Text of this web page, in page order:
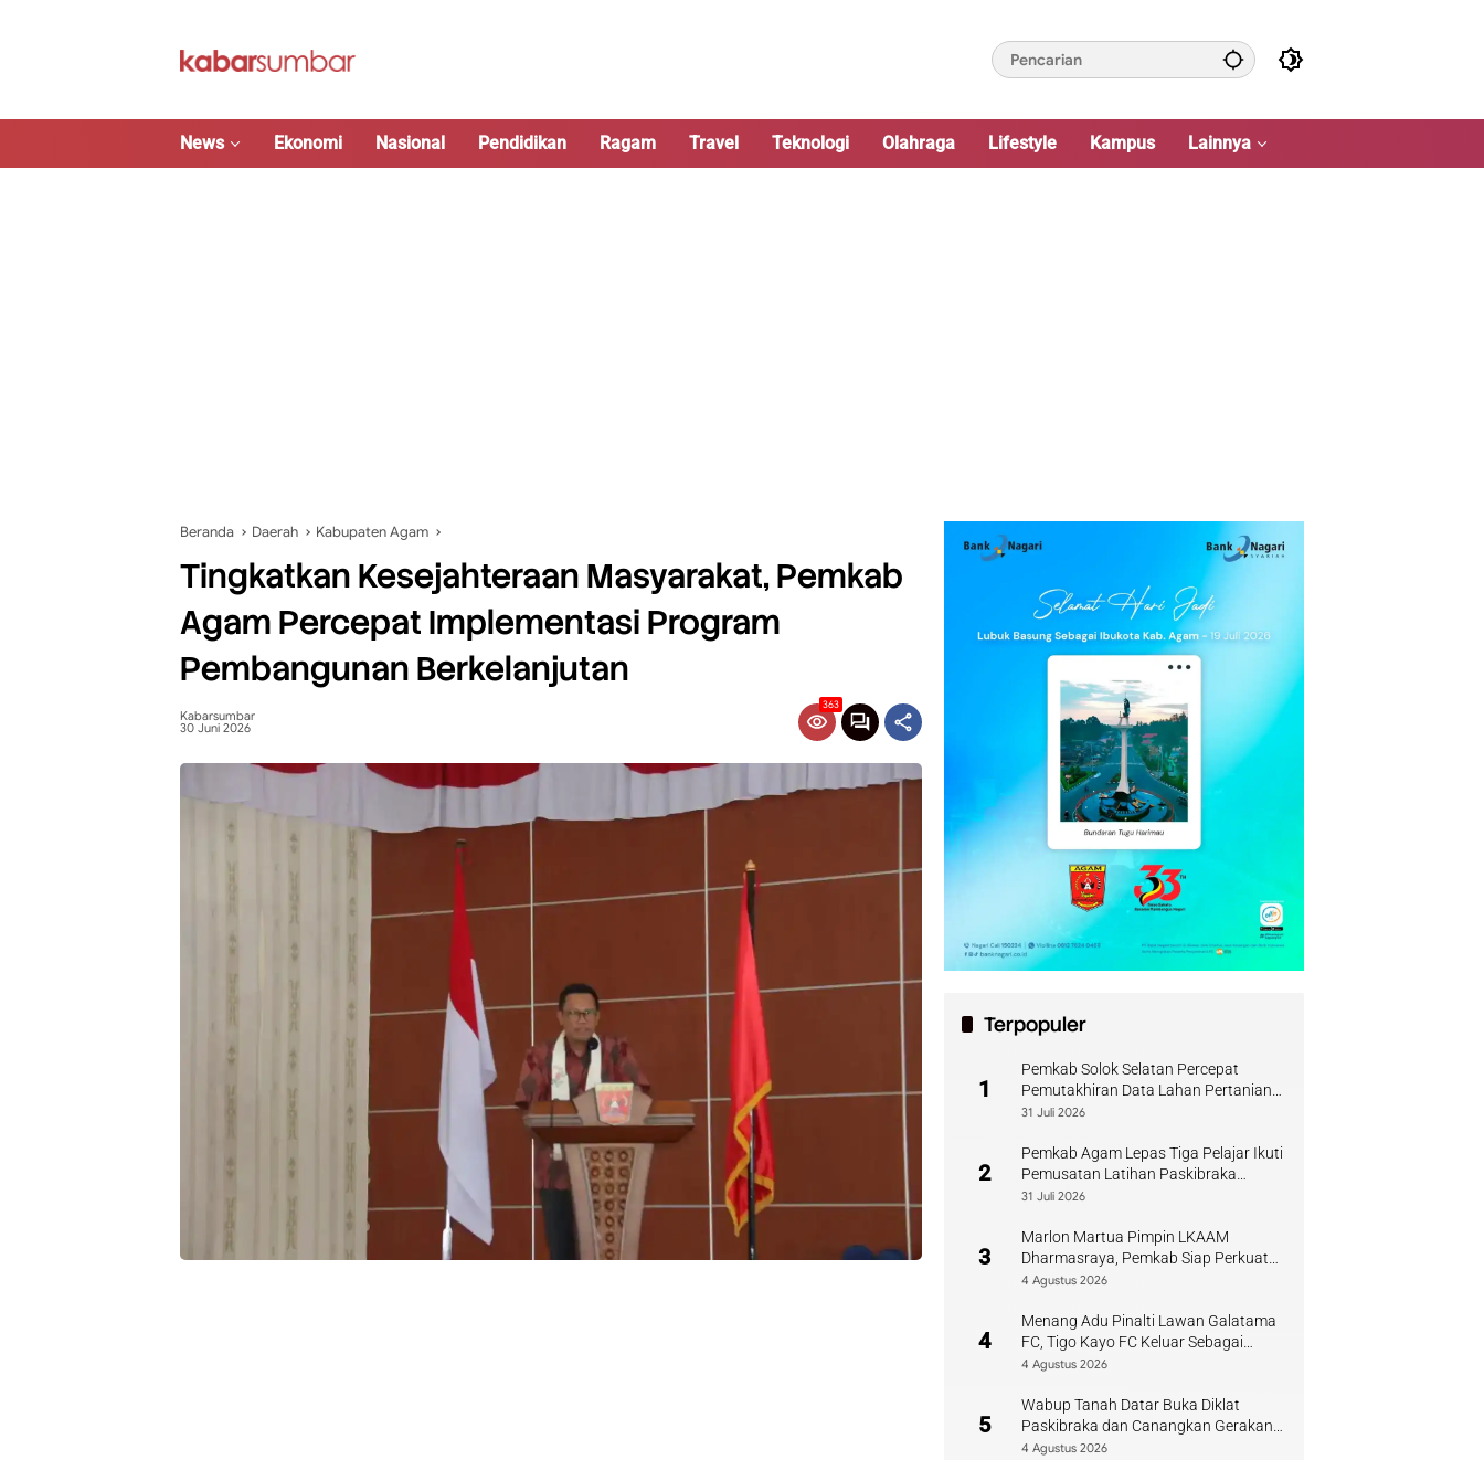
News Ekonomi Nasional Pendidikan Ragam Travel Teknologi Olahraga Lifestyle Kampus Lainnya
Beranda Daerah Kabupaten Agam
Tingkatkan Kesejahteraan Masyarakat, Pemkab
Agam Percepat Implementasi Program
Pembangunan Berkelanjutan
Kabarsumbar
30 Juni 2026
363
Terpopuler
1
Pemkab Solok Selatan Percepat
Pemutakhiran Data Lahan Pertanian
Pangan Berkelanjutan
31 Juli 2026
2
Pemkab Agam Lepas Tiga Pelajar Ikuti
Pemusatan Latihan Paskibraka
Sumbar
31 Juli 2026
3
Marlon Martua Pimpin LKAAM
Dharmasraya, Pemkab Siap Perkuat
Sinergi Adat
4 Agustus 2026
4
Menang Adu Pinalti Lawan Galatama
FC, Tigo Kayo FC Keluar Sebagai
Juara Piala Walikota Payakumbuh
4 Agustus 2026
5
Wabup Tanah Datar Buka Diklat
Paskibraka dan Canangkan Gerakan
Bendera
4 Agustus 2026